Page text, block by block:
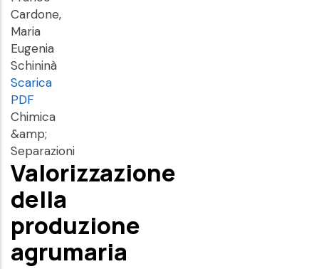
Cardone,
Maria
Eugenia
Schininà
Scarica
PDF
Chimica
&amp;
Separazioni
Valorizzazione
della
produzione
agrumaria